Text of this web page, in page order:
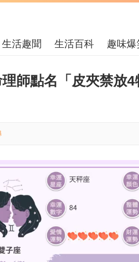
生活趣聞 生活百科 趣味爆
師點名「皮夾禁放